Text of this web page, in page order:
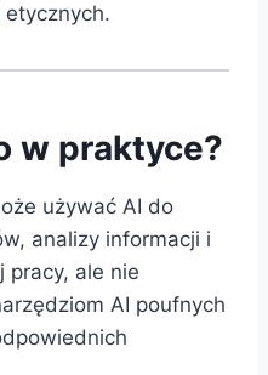
w praktyce?
używać AI do
analizy informacji i
pracy, ale nie
AI poufnych